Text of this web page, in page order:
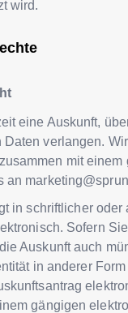
wird.
eine Auskunft,
verlangen.
mit einem
an
in schriftlicher oder
Sofern
Auskunft auch
in anderer
gängigen